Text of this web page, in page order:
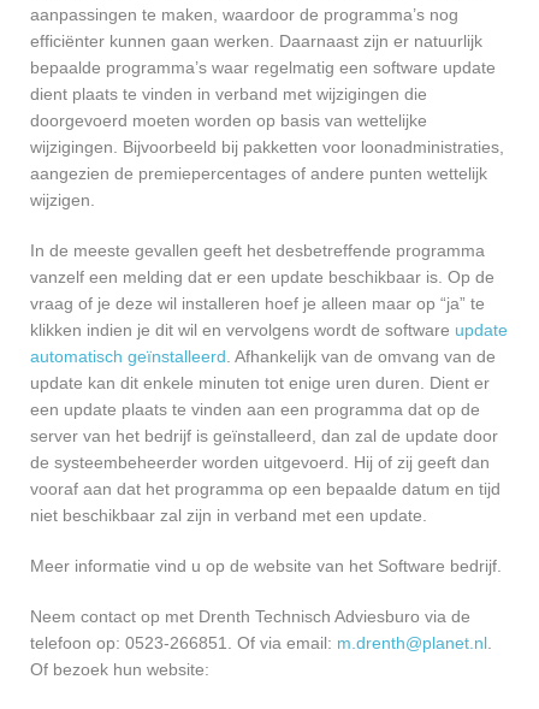
aanpassingen te maken, waardoor de programma’s nog
efficiënter kunnen gaan werken. Daarnaast zijn er natuurlijk
bepaalde programma’s waar regelmatig een software update
dient plaats te vinden in verband met wijzigingen die
doorgevoerd moeten worden op basis van wettelijke
wijzigingen. Bijvoorbeeld bij pakketten voor loonadministraties,
aangezien de premiepercentages of andere punten wettelijk
wijzigen.
In de meeste gevallen geeft het desbetreffende programma
vanzelf een melding dat er een update beschikbaar is. Op de
vraag of je deze wil installeren hoef je alleen maar op “ja” te
klikken indien je dit wil en vervolgens wordt de software update
automatisch geïnstalleerd. Afhankelijk van de omvang van de
update kan dit enkele minuten tot enige uren duren. Dient er
een update plaats te vinden aan een programma dat op de
server van het bedrijf is geïnstalleerd, dan zal de update door
de systeembeheerder worden uitgevoerd. Hij of zij geeft dan
vooraf aan dat het programma op een bepaalde datum en tijd
niet beschikbaar zal zijn in verband met een update.
Meer informatie vind u op de website van het Software bedrijf.
Neem contact op met Drenth Technisch Adviesburo via de
telefoon op: 0523-266851. Of via email: m.drenth@planet.nl.
Of bezoek hun website: